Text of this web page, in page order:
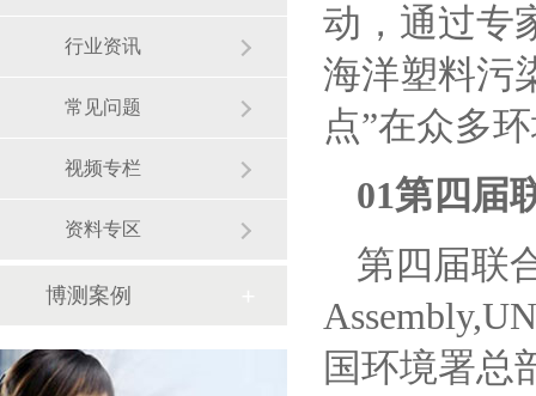
行业资讯
常见问题
视频专栏
资料专区
博测案例
动，通过专
海洋塑料污
点”在众多
01第四届
第四届联
国环境署总